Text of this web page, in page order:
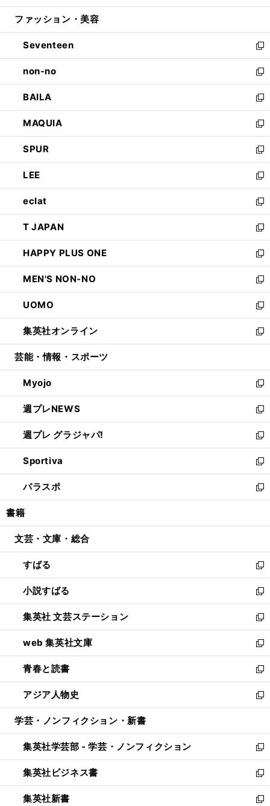
開
ウ
開
く
ン
ウ
で
開
く
ウ
ン
ド
ウ
で
開
く
ファッション・美容
Seventeen
新
し
い
ウ
ィ
ン
ド
ウ
で
開
く
non-no
新
し
い
ウ
ィ
ン
ド
ウ
で
開
く
BAILA
新
し
い
ウ
ィ
ン
ド
ウ
で
開
く
MAQUIA
新
し
い
ウ
ィ
ン
ド
ウ
で
開
く
SPUR
新
し
い
ウ
ィ
ン
ド
ウ
で
開
く
LEE
新
し
い
ウ
ィ
ン
ド
ウ
で
開
く
eclat
新
し
い
ウ
ィ
ン
ド
ウ
で
開
く
T JAPAN
新
し
い
ウ
ィ
ン
ド
ウ
で
開
HAPPY PLUS ONE
新
し
い
ウ
ィ
ン
ド
ウ
開
く
MEN'S NON-NO
新
し
い
ウ
ィ
ン
ウ
で
開
く
UOMO
新
し
い
ウ
ン
ド
ウ
で
開
く
集英社オンライン
新
し
ウ
ィ
ン
ド
ウ
で
開
く
芸能・情報・スポーツ
Myojo
新
し
い
ウ
ィ
ン
ド
ウ
で
開
週プレNEWS
新
し
い
ウ
ィ
ン
ド
ウ
開
週プレ グラジャパ!
新
し
い
ウ
ィ
ン
ウ
開
く
Sportiva
新
し
い
ウ
ン
ウ
で
開
く
パラスポ
新
し
ウ
ン
ド
ウ
で
開
く
書籍
文芸・文庫・総合
すばる
新
し
い
ウ
ィ
ン
ド
ウ
で
開
く
小説すばる
新
し
い
ウ
ィ
ン
ド
ウ
で
開
集英社 文芸ステーション
新
し
い
ウ
ィ
ン
ド
ウ
開
く
web 集英社文庫
新
し
い
ウ
ィ
ン
ウ
で
開
く
青春と読書
新
し
い
ウ
ン
ド
ウ
で
開
く
アジア人物史
新
し
ウ
ィ
ン
ド
ウ
で
学芸・ノンフィクション・新書
集英社学芸部 - 学芸・ノンフィクション
新
し
い
ウ
ィ
集英社ビジネス書
新
し
い
集英社新書
新